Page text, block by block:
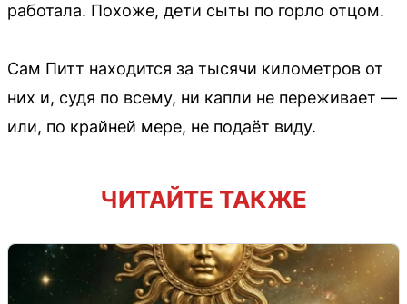
работала. Похоже, дети сыты по горло отцом.
Сам Питт находится за тысячи километров от
них и, судя по всему, ни капли не переживает —
или, по крайней мере, не подаёт виду.
ЧИТАЙТЕ ТАКЖЕ